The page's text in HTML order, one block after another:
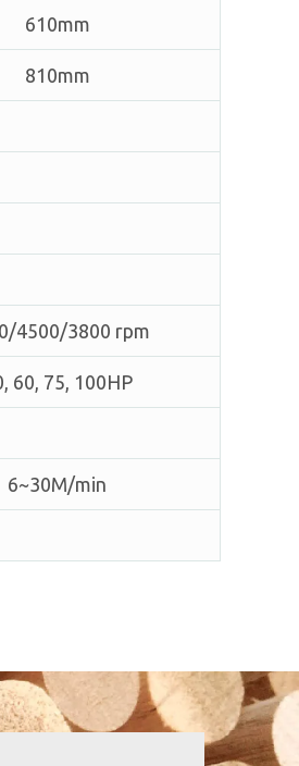
610mm
810mm
4500/3800 rpm
60, 75, 100HP
6~30M/min